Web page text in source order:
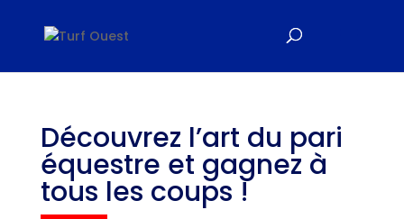
Découvrez l’art du pari
équestre et gagnez à
tous les coups !